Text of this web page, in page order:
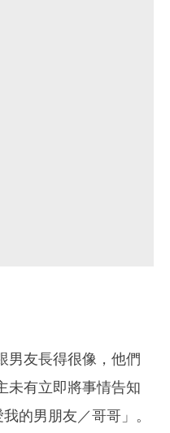
男友長得很像，他們
未有立即將事情告知
的男朋友／哥哥」。